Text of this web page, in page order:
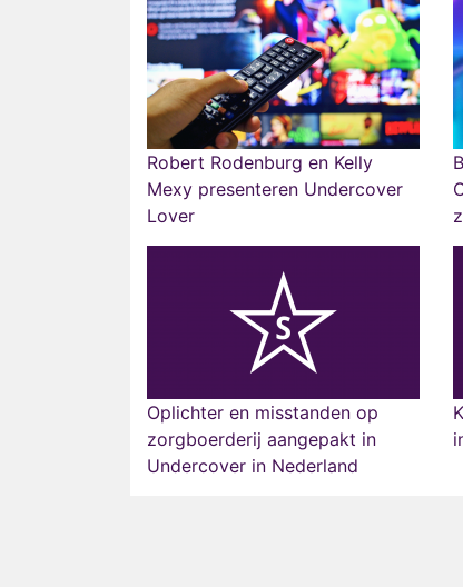
Robert Rodenburg en Kelly
Mexy presenteren Undercover
Lover
Oplichter en misstanden op
zorgboerderij aangepakt in
Undercover in Nederland